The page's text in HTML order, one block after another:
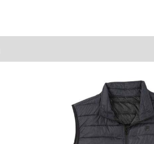
バスト 総丈 裾周り
146
84 156
※商品によって若干のサイズの誤差がございます
ータ画面）によって、商品の色味が若干異なる